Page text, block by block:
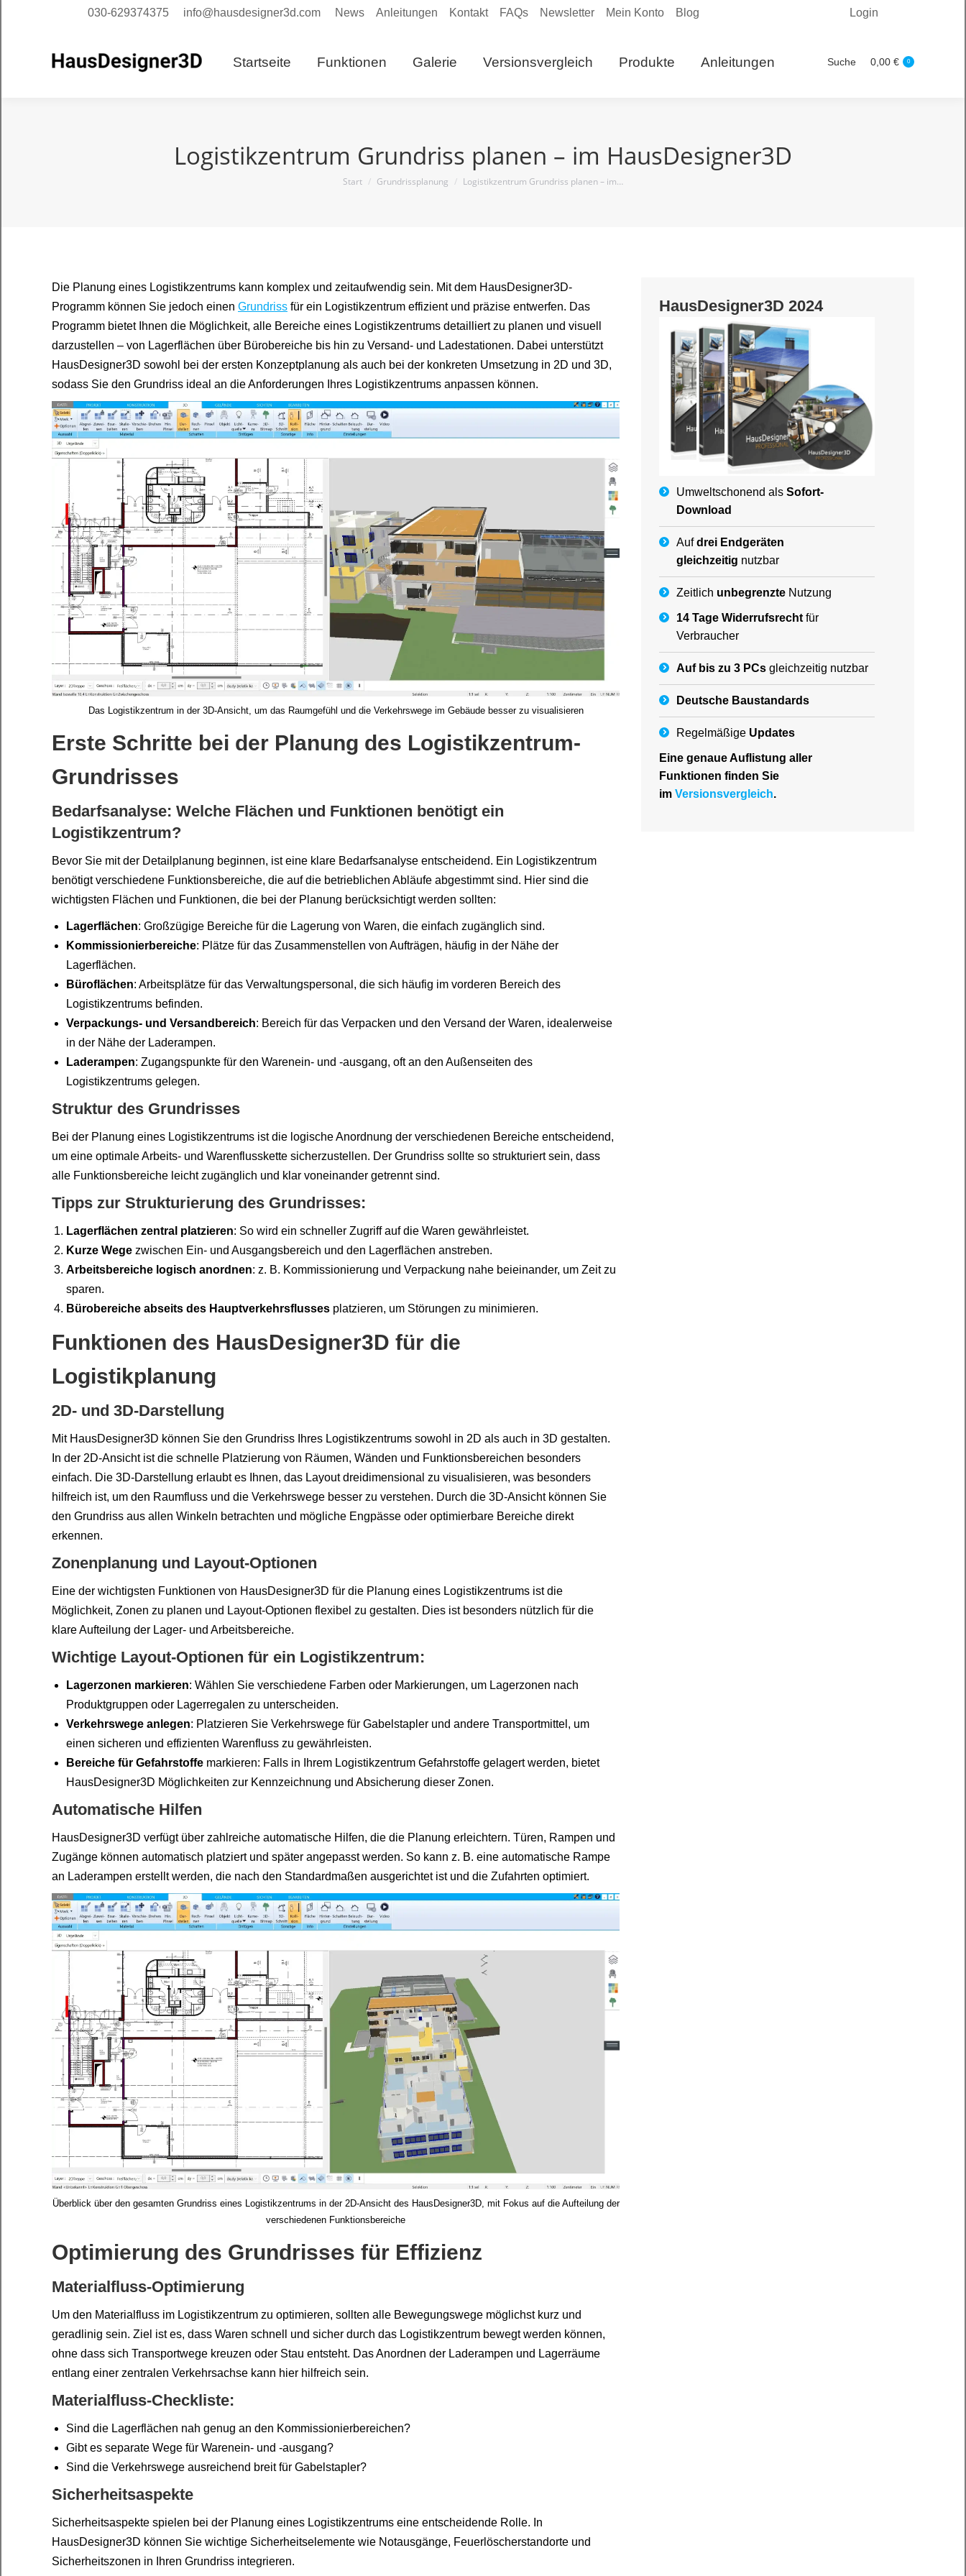
030-629374375 info@hausdesigner3d.com News Anleitungen Kontakt FAQs Newsletter Mein Konto Blog Login
Startseite Funktionen Galerie Versionsvergleich Produkte Anleitungen Search:
Suche 0,00 € 0
Logistikzentrum Grundriss planen – im HausDesigner3D
Sie befinden sich hier:
Start Grundrissplanung Logistikzentrum Grundriss planen – im…
Die Planung eines Logistikzentrums kann komplex und zeitaufwendig sein. Mit dem HausDesigner3D-
Programm können Sie jedoch einen Grundriss für ein Logistikzentrum effizient und präzise entwerfen. Das
Programm bietet Ihnen die Möglichkeit, alle Bereiche eines Logistikzentrums detailliert zu planen und visuell
darzustellen – von Lagerflächen über Bürobereiche bis hin zu Versand- und Ladestationen. Dabei unterstützt
HausDesigner3D sowohl bei der ersten Konzeptplanung als auch bei der konkreten Umsetzung in 2D und 3D,
sodass Sie den Grundriss ideal an die Anforderungen Ihres Logistikzentrums anpassen können.
Das Logistikzentrum in der 3D-Ansicht, um das Raumgefühl und die Verkehrswege im Gebäude besser zu visualisieren
Erste Schritte bei der Planung des Logistikzentrum-
Grundrisses
Bedarfsanalyse: Welche Flächen und Funktionen benötigt ein
Logistikzentrum?
Bevor Sie mit der Detailplanung beginnen, ist eine klare Bedarfsanalyse entscheidend. Ein Logistikzentrum
benötigt verschiedene Funktionsbereiche, die auf die betrieblichen Abläufe abgestimmt sind. Hier sind die
wichtigsten Flächen und Funktionen, die bei der Planung berücksichtigt werden sollten:
Lagerflächen: Großzügige Bereiche für die Lagerung von Waren, die einfach zugänglich sind.
Kommissionierbereiche: Plätze für das Zusammenstellen von Aufträgen, häufig in der Nähe der
Lagerflächen.
Büroflächen: Arbeitsplätze für das Verwaltungspersonal, die sich häufig im vorderen Bereich des
Logistikzentrums befinden.
Verpackungs- und Versandbereich: Bereich für das Verpacken und den Versand der Waren, idealerweise
in der Nähe der Laderampen.
Laderampen: Zugangspunkte für den Warenein- und -ausgang, oft an den Außenseiten des
Logistikzentrums gelegen.
Struktur des Grundrisses
Bei der Planung eines Logistikzentrums ist die logische Anordnung der verschiedenen Bereiche entscheidend,
um eine optimale Arbeits- und Warenflusskette sicherzustellen. Der Grundriss sollte so strukturiert sein, dass
alle Funktionsbereiche leicht zugänglich und klar voneinander getrennt sind.
Tipps zur Strukturierung des Grundrisses:
Lagerflächen zentral platzieren: So wird ein schneller Zugriff auf die Waren gewährleistet.
Kurze Wege zwischen Ein- und Ausgangsbereich und den Lagerflächen anstreben.
Arbeitsbereiche logisch anordnen: z. B. Kommissionierung und Verpackung nahe beieinander, um Zeit zu
sparen.
Bürobereiche abseits des Hauptverkehrsflusses platzieren, um Störungen zu minimieren.
Funktionen des HausDesigner3D für die
Logistikplanung
2D- und 3D-Darstellung
Mit HausDesigner3D können Sie den Grundriss Ihres Logistikzentrums sowohl in 2D als auch in 3D gestalten.
In der 2D-Ansicht ist die schnelle Platzierung von Räumen, Wänden und Funktionsbereichen besonders
einfach. Die 3D-Darstellung erlaubt es Ihnen, das Layout dreidimensional zu visualisieren, was besonders
hilfreich ist, um den Raumfluss und die Verkehrswege besser zu verstehen. Durch die 3D-Ansicht können Sie
den Grundriss aus allen Winkeln betrachten und mögliche Engpässe oder optimierbare Bereiche direkt
erkennen.
Zonenplanung und Layout-Optionen
Eine der wichtigsten Funktionen von HausDesigner3D für die Planung eines Logistikzentrums ist die
Möglichkeit, Zonen zu planen und Layout-Optionen flexibel zu gestalten. Dies ist besonders nützlich für die
klare Aufteilung der Lager- und Arbeitsbereiche.
Wichtige Layout-Optionen für ein Logistikzentrum:
Lagerzonen markieren: Wählen Sie verschiedene Farben oder Markierungen, um Lagerzonen nach
Produktgruppen oder Lagerregalen zu unterscheiden.
Verkehrswege anlegen: Platzieren Sie Verkehrswege für Gabelstapler und andere Transportmittel, um
einen sicheren und effizienten Warenfluss zu gewährleisten.
Bereiche für Gefahrstoffe markieren: Falls in Ihrem Logistikzentrum Gefahrstoffe gelagert werden, bietet
HausDesigner3D Möglichkeiten zur Kennzeichnung und Absicherung dieser Zonen.
Automatische Hilfen
HausDesigner3D verfügt über zahlreiche automatische Hilfen, die die Planung erleichtern. Türen, Rampen und
Zugänge können automatisch platziert und später angepasst werden. So kann z. B. eine automatische Rampe
an Laderampen erstellt werden, die nach den Standardmaßen ausgerichtet ist und die Zufahrten optimiert.
Überblick über den gesamten Grundriss eines Logistikzentrums in der 2D-Ansicht des HausDesigner3D, mit Fokus auf die Aufteilung der
verschiedenen Funktionsbereiche
Optimierung des Grundrisses für Effizienz
Materialfluss-Optimierung
Um den Materialfluss im Logistikzentrum zu optimieren, sollten alle Bewegungswege möglichst kurz und
geradlinig sein. Ziel ist es, dass Waren schnell und sicher durch das Logistikzentrum bewegt werden können,
ohne dass sich Transportwege kreuzen oder Stau entsteht. Das Anordnen der Laderampen und Lagerräume
entlang einer zentralen Verkehrsachse kann hier hilfreich sein.
Materialfluss-Checkliste:
Sind die Lagerflächen nah genug an den Kommissionierbereichen?
Gibt es separate Wege für Warenein- und -ausgang?
Sind die Verkehrswege ausreichend breit für Gabelstapler?
Sicherheitsaspekte
Sicherheitsaspekte spielen bei der Planung eines Logistikzentrums eine entscheidende Rolle. In
HausDesigner3D können Sie wichtige Sicherheitselemente wie Notausgänge, Feuerlöscherstandorte und
Sicherheitszonen in Ihren Grundriss integrieren.
HausDesigner3D 2024
Umweltschonend als Sofort-
Download
Aufdrei Endgeräten
gleichzeitig nutzbar
Zeitlich unbegrenzte Nutzung
14 Tage Widerrufsrecht für
Verbraucher
Auf bis zu 3 PCs gleichzeitig nutzbar
Deutsche Baustandards
Regelmäßige Updates
Eine genaue Auflistung aller
Funktionen finden Sie
im Versionsvergleich.